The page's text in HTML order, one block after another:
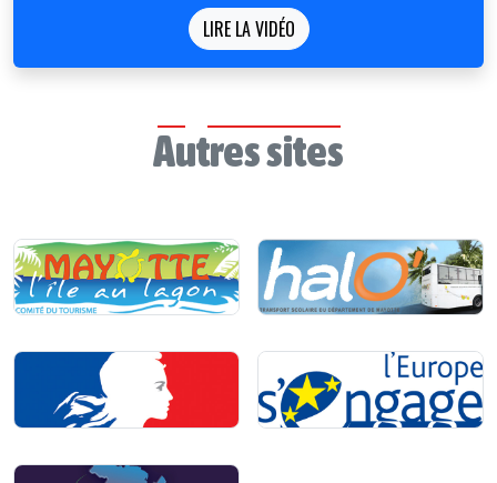
LIRE LA VIDÉO
Autres sites